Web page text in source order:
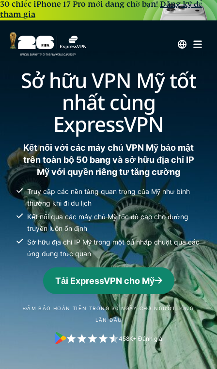
30 chiếc iPhone 17 Pro mới đang chờ bạn!Đăng ký để
tham gia
Sở hữu VPN Mỹ tốt
nhất cùng
ExpressVPN
Kết nối với các máy chủ VPN Mỹ bảo mật
trên toàn bộ 50 bang và sở hữu địa chỉ IP
Mỹ với quyền riêng tư tăng cường
Truy cập các nền tảng quan trọng của Mỹ như bình
thường khi đi du lịch
Kết nối qua các máy chủ Mỹ tốc độ cao cho đường
truyền luôn ổn định
Sở hữu địa chỉ IP Mỹ trong một cú nhấp chuột qua các
ứng dụng trực quan
Tải ExpressVPN cho Mỹ
ĐẢM BẢO HOÀN TIỀN TRONG 30 NGÀY CHO NGƯỜI DÙNG
LẦN ĐẦU
458K+ Đánh giá